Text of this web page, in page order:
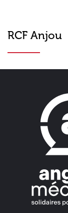
RCF Anjou